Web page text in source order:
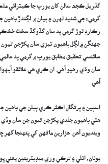
گذريل ڪجھ سالن کان يورپ جا ڪيترائي
گرميءَ جي شديد لهرن ۽ ٻيلن ۾ لڳندڙ
رڪارڊ ٽوڙ گرمي پد سان گڏوگڏ سخت
جهنگن ۾ لڳل باهيون تيزي سان پکڙجن
سائنسي تحقيق مطابق يورپ ۾ گرمي پد
سان وڌي رهيو آهي. ان ڪري هي علائقو
آهي.
اسپين ۽ پرتگال اڪثر ڪري ٻيلن جي
هتي باهيون جلدي پکڙجن ٿيون جن سان وڏي
وينديون آهن. هزارين ماڻهن کي پنهنجا گهر
يونان، اٽلي ۽ ترڪي وري ميڊيٽرينين